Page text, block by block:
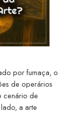
por fumaça, o
de operários
cenário de
a arte